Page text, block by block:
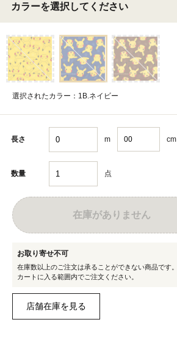
カラーを選択してください
選択されたカラー：1B.ネイビー
長さ m cm
数量 点
在庫がありません
お取り寄せ不可
在庫数以上のご注文は承ることができない商品です。
カートに入る範囲内でご注文ください。